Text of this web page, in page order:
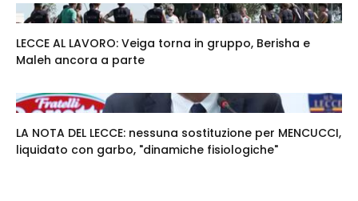
LECCE AL LAVORO: Veiga torna in gruppo, Berisha e
Maleh ancora a parte
LA NOTA DEL LECCE: nessuna sostituzione per MENCUCCI,
liquidato con garbo, "dinamiche fisiologiche"